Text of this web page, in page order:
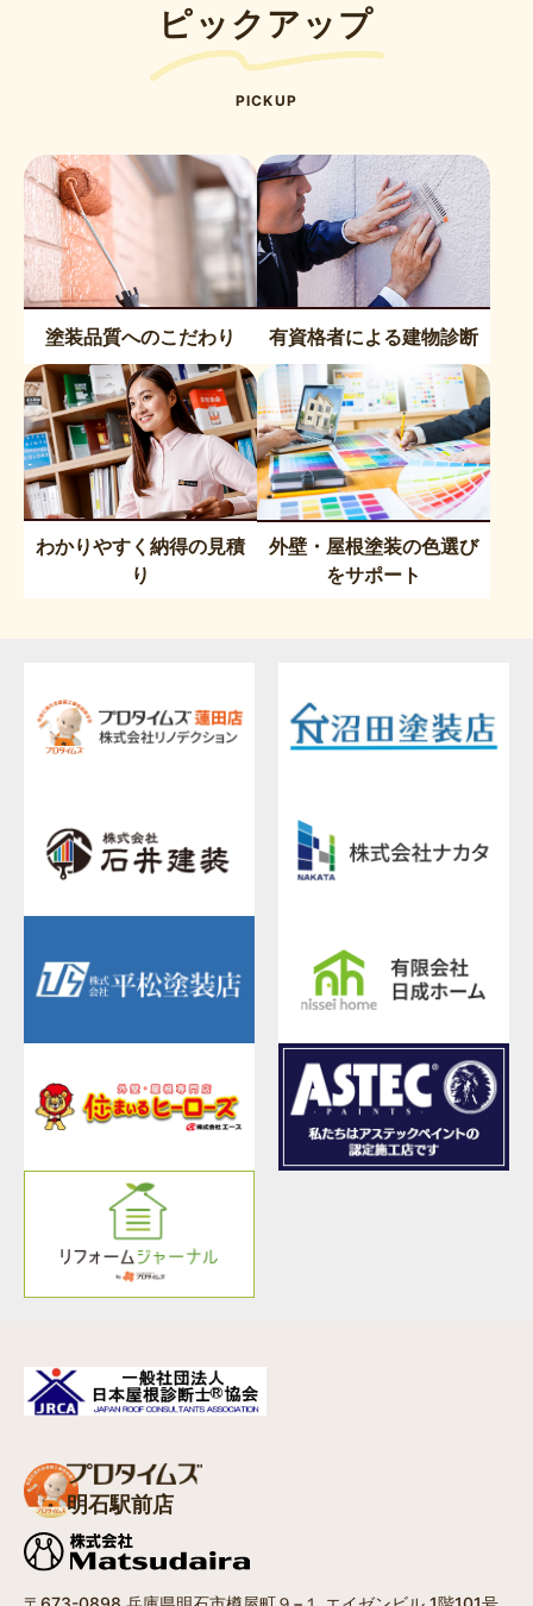
ピックアップ
PICKUP
塗装品質へのこだわり 有資格者による建物診断
わかりやすく納得の見積
り
外壁・屋根塗装の色選び
をサポート
明石駅前店